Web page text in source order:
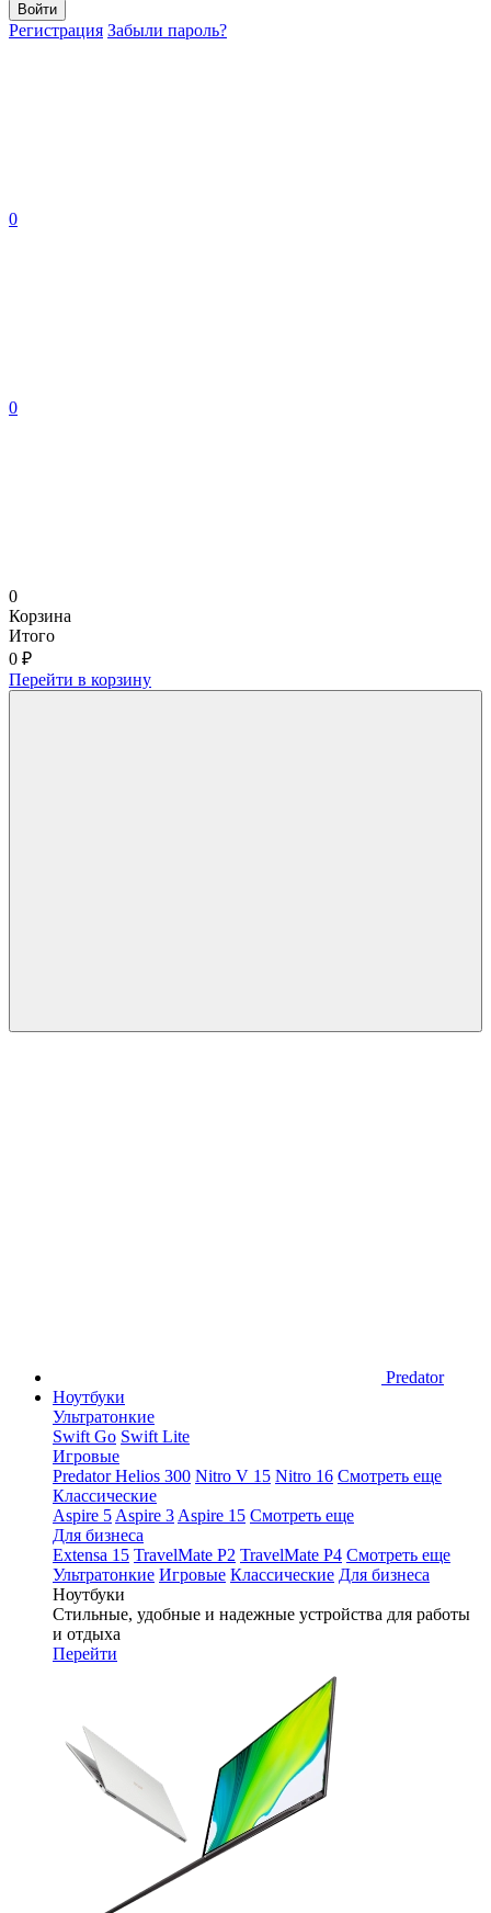
Войти
Регистрация Забыли пароль?
0
0
0
Корзина
Итого
0 ₽
Перейти в корзину
Predator
Ноутбуки
Ультратонкие
Swift Go Swift Lite
Игровые
Predator Helios 300 Nitro V 15 Nitro 16 Смотреть еще
Классические
Aspire 5 Aspire 3 Aspire 15 Смотреть еще
Для бизнеса
Extensa 15 TravelMate P2 TravelMate P4 Смотреть еще
Ультратонкие Игровые Классические Для бизнеса
Ноутбуки
Стильные, удобные и надежные устройства для работы
и отдыха
Перейти